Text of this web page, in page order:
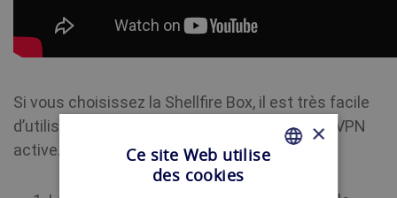
Si vous choisissez la Shellfire Box, il est très facile
d’utiliser l’appareil pour établir une connexion VPN
active.
×
Ce site Web utilise
des cookies